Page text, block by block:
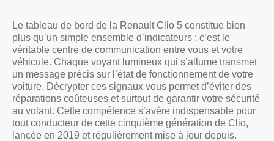
Le tableau de bord de la Renault Clio 5 constitue bien
plus qu’un simple ensemble d’indicateurs : c’est le
véritable centre de communication entre vous et votre
véhicule. Chaque voyant lumineux qui s’allume transmet
un message précis sur l’état de fonctionnement de votre
voiture. Décrypter ces signaux vous permet d’éviter des
réparations coûteuses et surtout de garantir votre sécurité
au volant. Cette compétence s’avère indispensable pour
tout conducteur de cette cinquième génération de Clio,
lancée en 2019 et régulièrement mise à jour depuis.